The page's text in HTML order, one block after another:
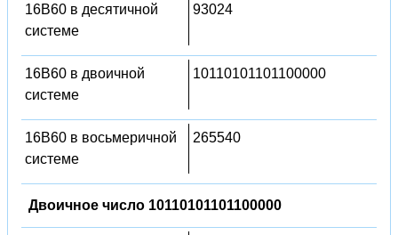
16B60 в десятичной
системе
93024
16B60 в двоичной
системе
10110101101100000
16B60 в восьмеричной
системе
265540
Двоичное число 10110101101100000